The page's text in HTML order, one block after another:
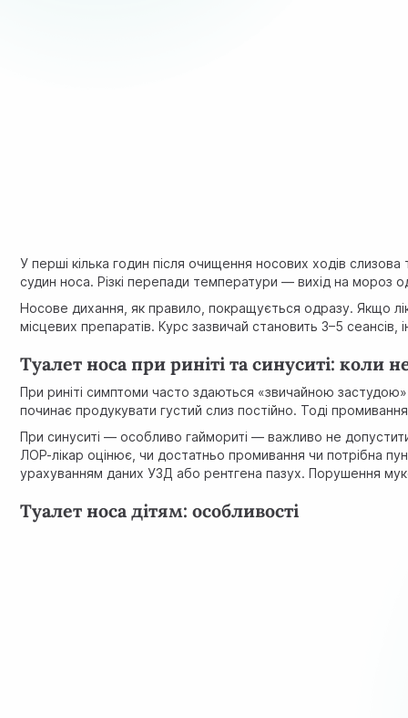
У перші кілька годин після очищення носових ходів
судин носа. Різкі перепади температури — вихід на мороз
Носове дихання, як правило, покращується одразу. Якщо
місцевих препаратів. Курс зазвичай становить 3–5 сеансів,
Туалет носа при риніті та синуситі: коли
При риніті симптоми часто здаються «звичайною
починає продукувати густий слиз постійно. Тоді
При синуситі — особливо гаймориті — важливо не
ЛОР-лікар оцінює, чи достатньо промивання чи потрібна
урахуванням даних УЗД або рентгена пазух. Порушення
Туалет носа дітям: особливості